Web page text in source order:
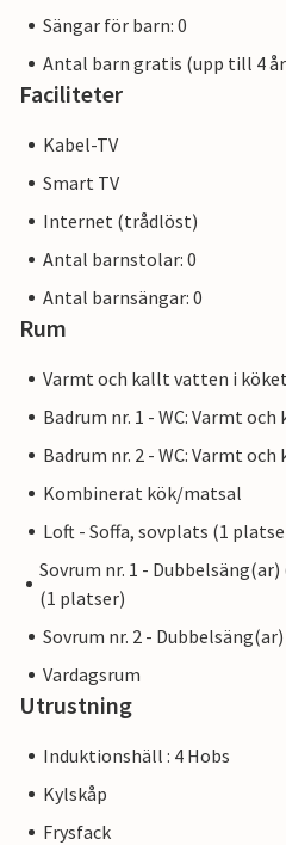
Sängar för barn: 0
Antal barn gratis (upp till 4
Faciliteter
Kabel-TV
Smart TV
Internet (trådlöst)
Antal barnstolar: 0
Antal barnsängar: 0
Rum
Varmt och kallt vatten i
Badrum nr. 1 - WC: Varmt
Badrum nr. 2 - WC: Varmt
Kombinerat kök/matsal
Loft - Soffa, sovplats (1
Sovrum nr. 1 -
(1 platser)
Sovrum nr. 2 -
Vardagsrum
Utrustning
Induktionshäll : 4 Hobs
Kylskåp
Frysfack